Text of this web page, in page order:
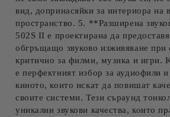
вид, допринасяйки за интериора на
пространство. 5. **Разширена
502S II е проектирана да
обгръщащо звуково изживяване при
критично за филми, музика и игри.
е перфектният избор за аудиофили
киното, които искат да повишат
своите системи. Тези съраунд
уникални звукови качества, които